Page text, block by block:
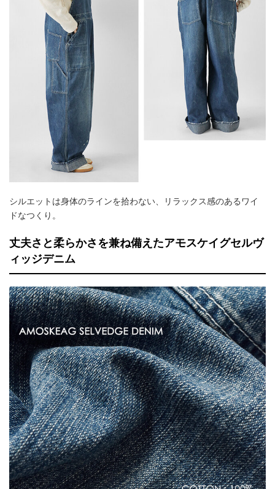
シルエットは身体のラインを拾わない、リラックス感のあるワイ
ドなつくり。
丈夫さと柔らかさを兼ね備えたアモスケイグセルヴ
ィッジデニム